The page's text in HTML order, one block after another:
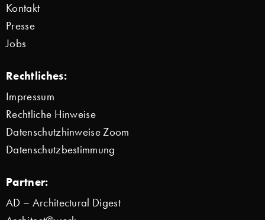
Kontakt
Presse
Jobs
Rechtliches:
Impressum
Rechtliche Hinweise
Datenschutzhinweise Zoom
Datenschutzbestimmung
Partner:
AD – Architectural Digest